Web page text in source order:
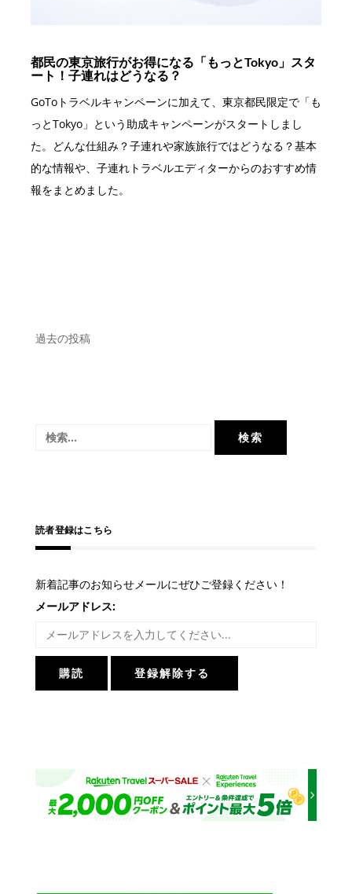
都民の東京旅行がお得になる「もっとTokyo」スタ
ート！子連れはどうなる？
GoToトラベルキャンペーンに加えて、東京都民限定で「も
っとTokyo」という助成キャンペーンがスタートしまし
た。どんな仕組み？子連れや家族旅行ではどうなる？基本
的な情報や、子連れトラベルエディターからのおすすめ情
報をまとめました。
投
ゲ
ョ
ン
過去の投稿
読者登録はこちら
新着記事のお知らせメールにぜひご登録ください！
メールアドレス: